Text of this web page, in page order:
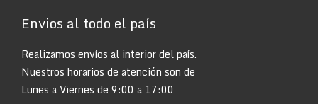
Envios al todo el país
Realizamos envíos al interior del país.
Nuestros horarios de atención son de
Lunes a Viernes de 9:00 a 17:00